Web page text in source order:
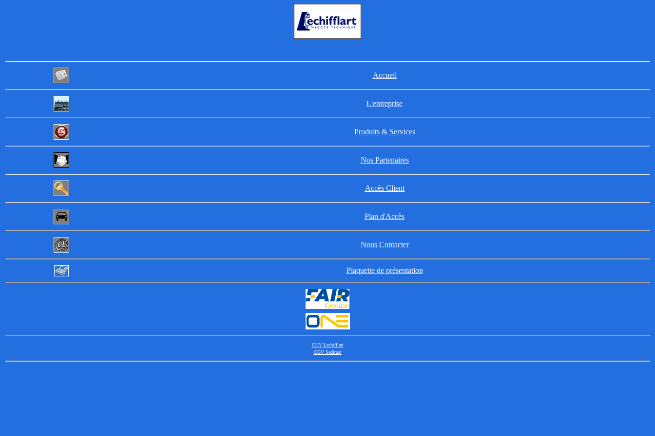
Accueil
L'entreprise
Produits & Services
Nos Partenaires
Accès Client
Plan d'Accès
Nous Contacter
Plaquette de présentation
CGV Lechifflart
CGV Sedimat